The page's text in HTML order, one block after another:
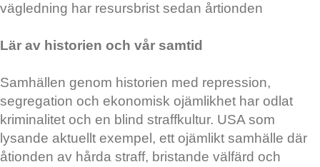
vägledning har resursbrist sedan årtionden
Lär av historien och vår samtid
Samhällen genom historien med repression,
segregation och ekonomisk ojämlikhet har odlat
kriminalitet och en blind straffkultur. USA som
lysande aktuellt exempel, ett ojämlikt samhälle där
åtionden av hårda straff, bristande välfärd och